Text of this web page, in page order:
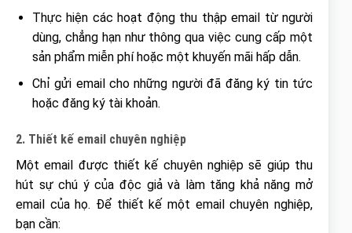
Thực hiện các hoạt động thu thập email từ người
dùng, chẳng hạn như thông qua việc cung cấp một
sản phẩm miễn phí hoặc một khuyến mãi hấp dẫn.
Chỉ gửi email cho những người đã đăng ký tin tức
hoặc đăng ký tài khoản.
2. Thiết kế email chuyên nghiệp
Một email được thiết kế chuyên nghiệp sẽ giúp thu
hút sự chú ý của độc giả và làm tăng khả năng mở
email của họ. Để thiết kế một email chuyên nghiệp,
bạn cần: